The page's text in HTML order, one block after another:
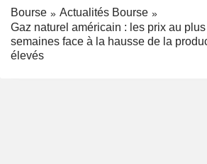
Bourse
Actualités Bourse
Gaz naturel américain : les prix au
semaines face à la hausse de la
élevés